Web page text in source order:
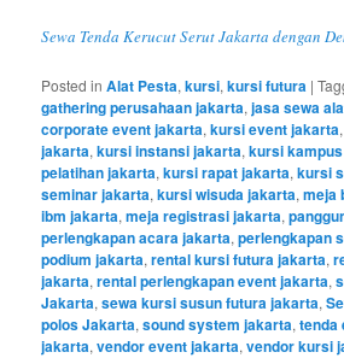
Sewa Tenda Kerucut Serut Jakarta dengan
Posted in Alat Pesta,kursi,kursi futura |
gathering perusahaan jakarta,jasa sewa
corporate event jakarta,kursi event jakarta
jakarta,kursi instansi jakarta,kursi
pelatihan jakarta,kursi rapat jakarta,kursi
seminar jakarta,kursi wisuda jakarta,meja
ibm jakarta,meja registrasi jakarta,
perlengkapan acara jakarta,perlengkapan
podium jakarta,rental kursi futura jakarta,
jakarta,rental perlengkapan event jakarta,
Jakarta,sewa kursi susun futura jakarta,
polos Jakarta,sound system jakarta,tenda
jakarta,vendor event jakarta,vendor kursi